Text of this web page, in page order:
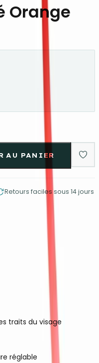
Orange
AU PANIER
Retours faciles sous 14 jours
traits du visage
réglable